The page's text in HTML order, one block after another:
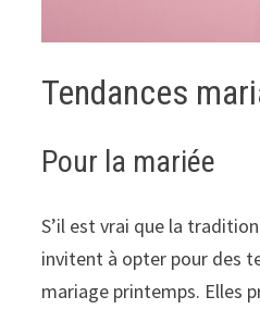
Tendances
Pour la mariée
S’il est vrai que la
invitent à opter pour des
mariage printemps. Elles